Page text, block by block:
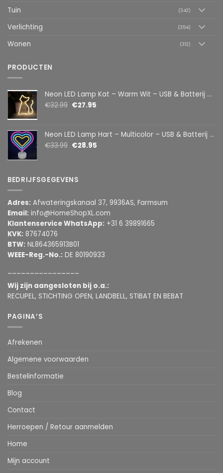
Tuin (342)
Verlichting (354)
Wonen (312)
PRODUCTEN
Neon LED Lamp Kat – Warm Wit – USB & Batterij – Decoratieve Tafellamp voor Kinderkamer – 28,5 x 24,5 cm
€32.99 €27.95
Neon LED Lamp Hart – Multicolor – USB & Batterij – Hartvormige Sfeerlamp – Kinderkamer & Slaapkamer – 25,2 x 23 cm
€33.99 €28.95
BEDRIJFSGEGEVENS
Adres: Afwateringskanaal 37, 9936AS, Farmsum
Email: info@HomeShopXL.com
Klantenservice WhatsApp: +31 6 39891665
KVK: 87674076
BTW: NL864365913B01
WEEE-Reg.-No.: DE 80190933
Wij zijn aangesloten bij o.a.:
RECUPEL, STICHTING OPEN, LANDBELL, STIBAT EN BEBAT
PAGINA’S
Afrekenen
Algemene voorwaarden
Bestelinformatie
Blog
Contact
Herroepen / Retour aanmelden
Home
Mijn account